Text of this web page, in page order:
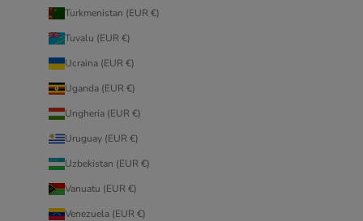
Turkmenistan (EUR €)
Tuvalu (EUR €)
Ucraina (EUR €)
Uganda (EUR €)
Ungheria (EUR €)
Uruguay (EUR €)
Uzbekistan (EUR €)
Vanuatu (EUR €)
Venezuela (EUR €)